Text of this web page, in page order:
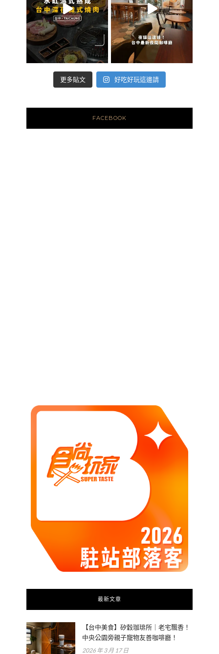
更多貼文 好吃好玩這邊請
FACEBOOK
最新文章
【台中美食】矽穀珈琲所｜老宅飄香！
中央公園旁親子寵物友善咖啡廳！
2026 年 3 月 17 日